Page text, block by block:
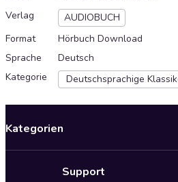
Verlag
AUDIOBUCH
Format
Hörbuch Download
Sprache
Deutsch
Kategorie
Deutschsprachige
Kategorien
Support